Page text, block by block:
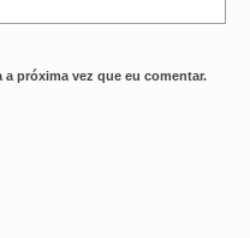
próxima vez que eu comentar.